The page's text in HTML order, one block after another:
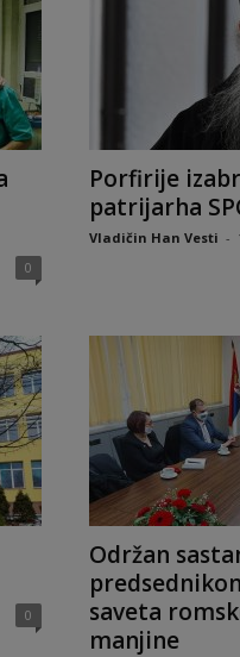
0
Porfirije
patrijarha
Vladičin Han Vesti -
0
Održan
saveta
manjine